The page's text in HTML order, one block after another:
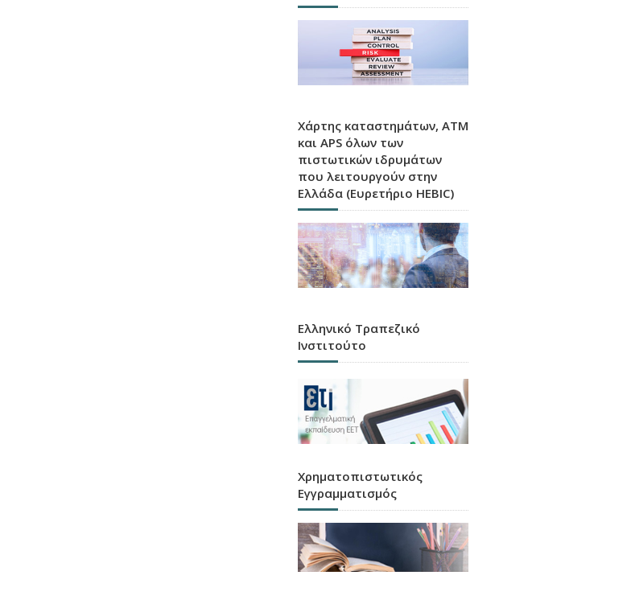
Χάρτης καταστημάτων, ATM
και APS όλων των
πιστωτικών ιδρυμάτων
που λειτουργούν στην
Ελλάδα (Ευρετήριο HEBIC)
Ελληνικό Τραπεζικό
Ινστιτούτο
Χρηματοπιστωτικός
Εγγραμματισμός